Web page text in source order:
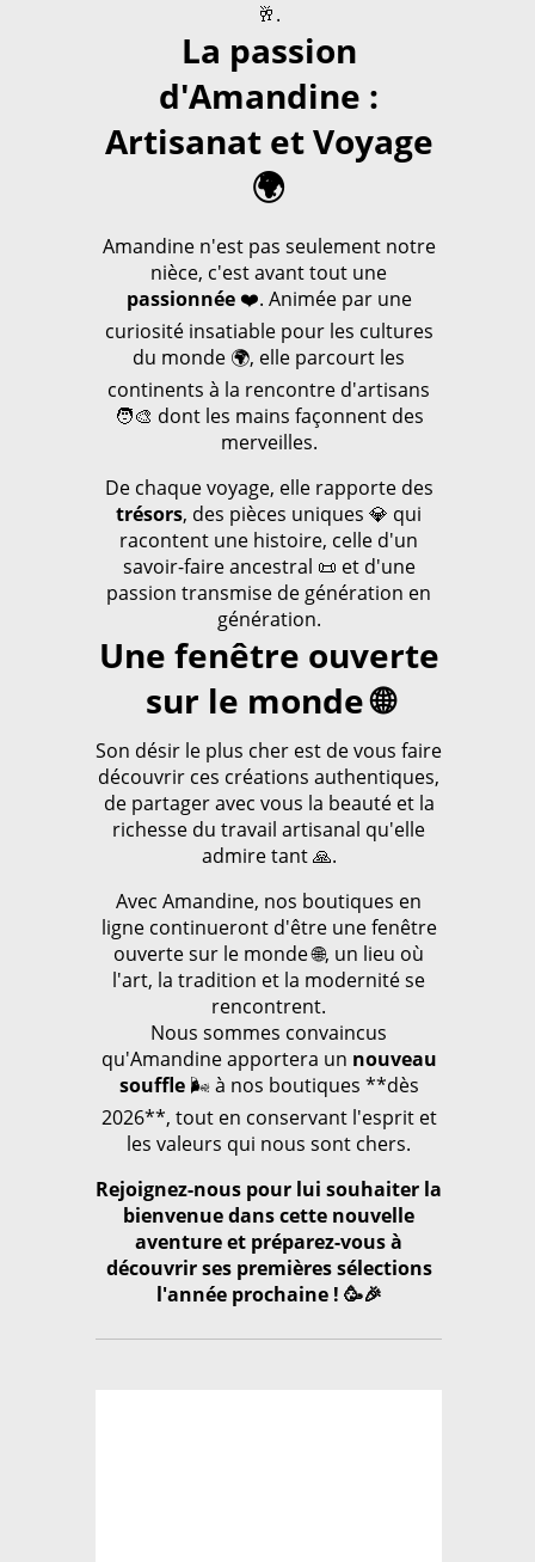
🥂.
La passion
d'Amandine :
Artisanat et Voyage
🌍
Amandine n'est pas seulement notre
nièce, c'est avant tout une
passionnée❤️. Animée par une
curiosité insatiable pour les cultures
du monde 🌍, elle parcourt les
continents à la rencontre d'artisans
🧑‍🎨 dont les mains façonnent des
merveilles.
De chaque voyage, elle rapporte des
trésors, des pièces uniques 💎 qui
racontent une histoire, celle d'un
savoir-faire ancestral 📜 et d'une
passion transmise de génération en
génération.
Une fenêtre ouverte
sur le monde 🌐
Son désir le plus cher est de vous faire
découvrir ces créations authentiques,
de partager avec vous la beauté et la
richesse du travail artisanal qu'elle
admire tant 🙏.
Avec Amandine, nos boutiques en
ligne continueront d'être une fenêtre
ouverte sur le monde 🌐, un lieu où
l'art, la tradition et la modernité se
rencontrent.
Nous sommes convaincus
qu'Amandine apportera un nouveau
souffle🌬️ à nos boutiques **dès
2026**, tout en conservant l'esprit et
les valeurs qui nous sont chers.
Rejoignez-nous pour lui souhaiter la
bienvenue dans cette nouvelle
aventure et préparez-vous à
découvrir ses premières sélections
l'année prochaine ! 🥳🎉